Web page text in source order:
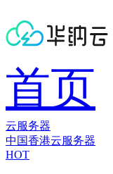
首页
云服务器
中国香港云服务器
HOT